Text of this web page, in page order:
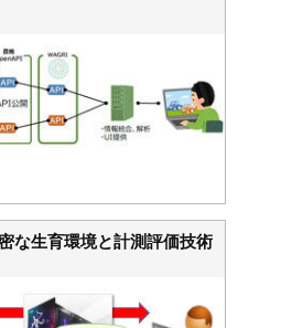
な生育環境と計測評価技術